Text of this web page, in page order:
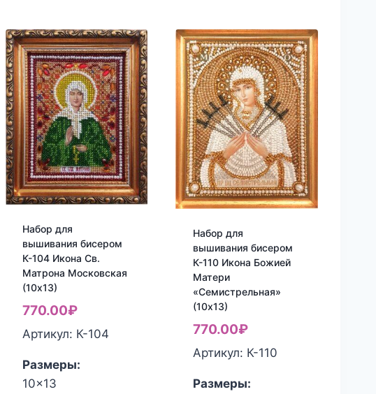
Набор для
вышивания бисером
К-104 Икона Св.
Матрона Московская
(10х13)
770.00₽
Артикул: К-104
Размеры:
10x13
Набор для
вышивания бисером
К-110 Икона Божией
Матери
«Семистрельная»
(10х13)
770.00₽
Артикул: К-110
Размеры: